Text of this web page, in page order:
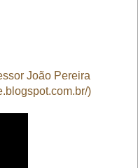
João Pereira
)